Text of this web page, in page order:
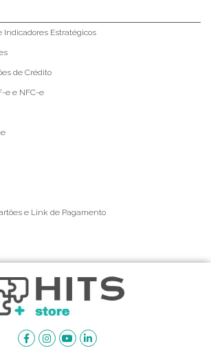
Indicadores Estratégicos
de Crédito
e e NFC-e
e Link de Pagamento